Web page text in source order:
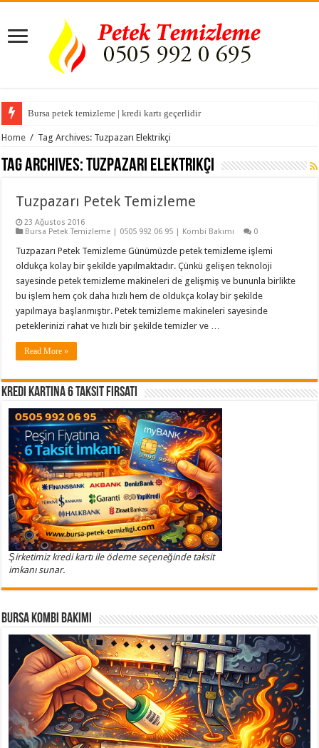
Bursa petek temizleme | kredi kartı geçerlidir
Home / Tag Archives: Tuzpazarı Elektrikçi
Tag Archives:Tuzpazarı Elektrikçi
Tuzpazarı Petek Temizleme
23 Ağustos 2016
Bursa Petek Temizleme | 0505 992 06 95 | Kombi Bakımı
0
Tuzpazarı Petek Temizleme Günümüzde petek temizleme işlemi
oldukça kolay bir şekilde yapılmaktadır. Çünkü gelişen teknoloji
sayesinde petek temizleme makineleri de gelişmiş ve bununla birlikte
bu işlem hem çok daha hızlı hem de oldukça kolay bir şekilde
yapılmaya başlanmıştır. Petek temizleme makineleri sayesinde
peteklerinizi rahat ve hızlı bir şekilde temizler ve …
Read More »
Kredi Kartına 6 Taksit Fırsatı
Şirketimiz kredi kartı ile ödeme seçeneğinde taksit
imkanı sunar.
Bursa Kombi Bakımı